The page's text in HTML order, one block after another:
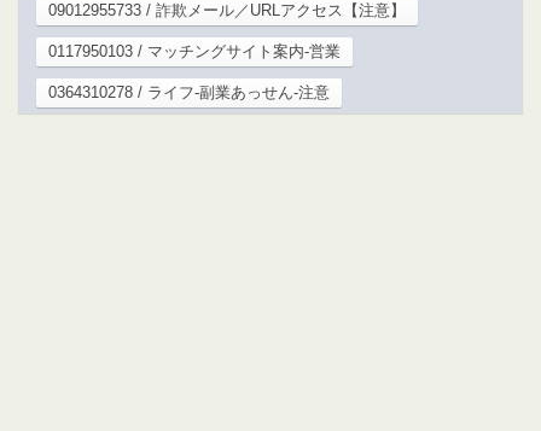
09012955733 / 詐欺メール／URLアクセス【注意】
0117950103 / マッチングサイト案内-営業
0364310278 / ライフ-副業あっせん-注意